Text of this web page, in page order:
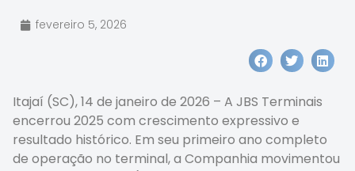
fevereiro 5, 2026
Itajaí (SC), 14 de janeiro de 2026 – A JBS Terminais
encerrou 2025 com crescimento expressivo e
resultado histórico. Em seu primeiro ano completo
de operação no terminal, a Companhia movimentou